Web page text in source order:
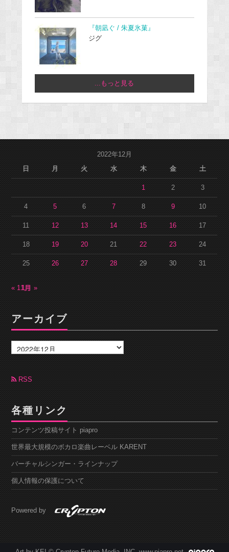
『朝凪ぐ / 朱夏氷菓』
ジグ
...もっと見る
2022年12月
日
月 火 水 木 金 土
1 2 3
4 5 6 7 8 9 10
11 12 13 14 15 16 17
18 19 20 21 22 23 24
25 26 27 28 29 30 31
« 11月1月 »
アーカイブ
ー
カ
ブRSS
各種リンク
コンテンツ投稿サイト piapro
世界最大規模のボカロ楽曲レーベル KARENT
バーチャルシンガー・ラインナップ
個人情報の保護について
Powered by